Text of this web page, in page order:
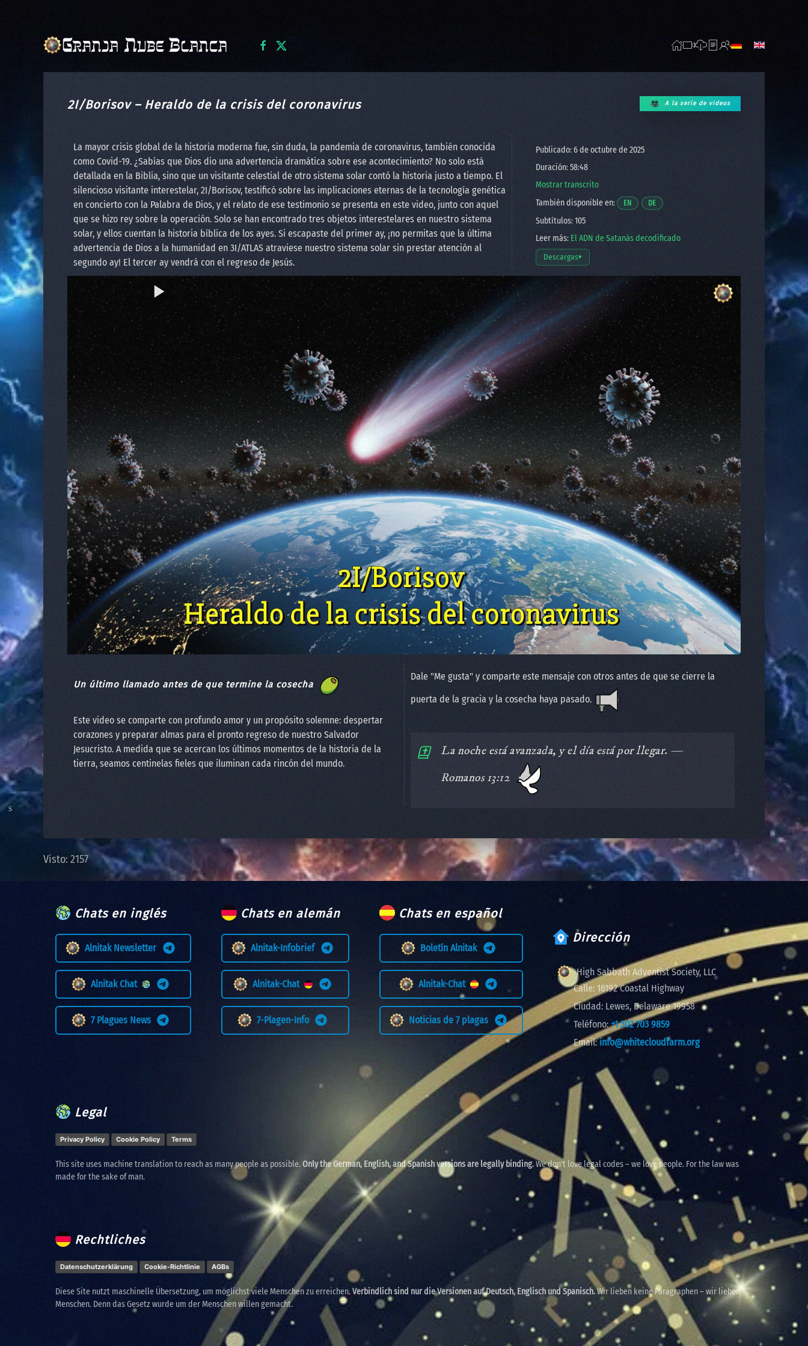
2I/Borisov – Heraldo de la crisis del coronavirus A la serie de videos
La mayor crisis global de la historia moderna fue, sin duda, la pandemia de coronavirus, también conocida
como Covid-19. ¿Sabías que Dios dio una advertencia dramática sobre ese acontecimiento? No solo está
detallada en la Biblia, sino que un visitante celestial de otro sistema solar contó la historia justo a tiempo. El
silencioso visitante interestelar, 2I/Borisov, testificó sobre las implicaciones eternas de la tecnología genética
en concierto con la Palabra de Dios, y el relato de ese testimonio se presenta en este video, junto con aquel
que se hizo rey sobre la operación. Solo se han encontrado tres objetos interestelares en nuestro sistema
solar, y ellos cuentan la historia bíblica de los ayes. Si escapaste del primer ay, ¡no permitas que la última
advertencia de Dios a la humanidad en 3I/ATLAS atraviese nuestro sistema solar sin prestar atención al
segundo ay! El tercer ay vendrá con el regreso de Jesús.
Publicado: 6 de octubre de 2025
Duración: 58:48
Mostrar transcrito
También disponible en:
ENAbre un video en una nueva ventana.
DEAbre un video en una nueva ventana.
Subtítulos: 105
Leer más: El ADN de Satanás decodificado
Descargas▾
Abrir opciones de descarga
Un último llamado antes de que termine la cosecha
Este video se comparte con profundo amor y un propósito solemne: despertar
corazones y preparar almas para el pronto regreso de nuestro Salvador
Jesucristo. A medida que se acercan los últimos momentos de la historia de la
tierra, seamos centinelas fieles que iluminan cada rincón del mundo.
Dale "Me gusta" y comparte este mensaje con otros antes de que se cierre la
puerta de la gracia y la cosecha haya pasado.
️La noche está avanzada, y el día está por llegar. —
Romanos 13:12
Visto: 2157
Chats en inglés
Alnitak Newsletter
Alnitak Chat
7 Plagues News
Chats en alemán
Alnitak-Infobrief
Alnitak-Chat
7-Plagen-Info
Chats en español
Boletín Alnitak
Alnitak-Chat
Noticias de 7 plagas
Dirección
High Sabbath Adventist Society, LLC
Calle: 16192 Coastal Highway
Ciudad: Lewes, Delaware 19958
Teléfono:+1 302 703 9859
Email:info@whitecloudfarm.org
Legal
Privacy Policy Cookie Policy Terms
This site uses machine translation to reach as many people as possible.Only the German, English, and Spanish versions are legally binding.We don't love legal codes – we love people. For the law was
made for the sake of man.
Rechtliches
Datenschutzerklärung Cookie-Richtlinie AGBs
Diese Site nutzt maschinelle Übersetzung, um möglichst viele Menschen zu erreichen.Verbindlich sind nur die Versionen auf Deutsch, Englisch und Spanisch.Wir lieben keine Paragraphen – wir lieben
Menschen. Denn das Gesetz wurde um der Menschen willen gemacht.